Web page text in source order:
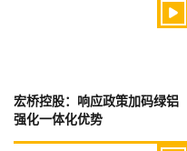

宏桥控股：响应政策加码绿铝
强化一体化优势